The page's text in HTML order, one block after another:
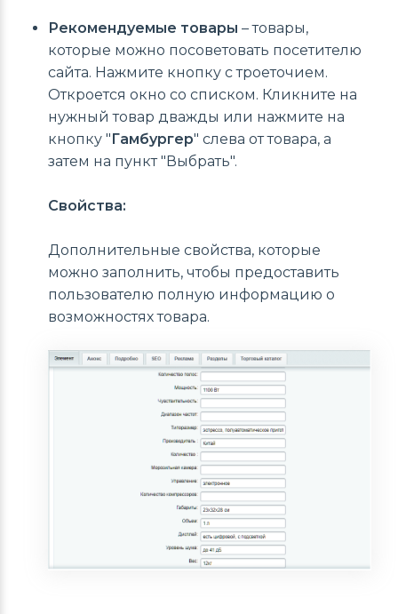
Рекомендуемые товары – товары,
которые можно посоветовать посетителю
сайта. Нажмите кнопку с троеточием.
Откроется окно со списком. Кликните на
нужный товар дважды или нажмите на
кнопку "Гамбургер" слева от товара, а
затем на пункт "Выбрать".
Свойства:
Дополнительные свойства, которые
можно заполнить, чтобы предоставить
пользователю полную информацию о
возможностях товара.